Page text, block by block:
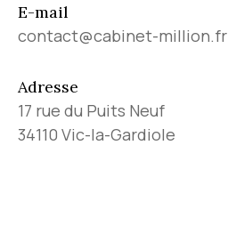
E-mail
contact@cabinet-million.fr
Adresse
17 rue du Puits Neuf
34110 Vic-la-Gardiole